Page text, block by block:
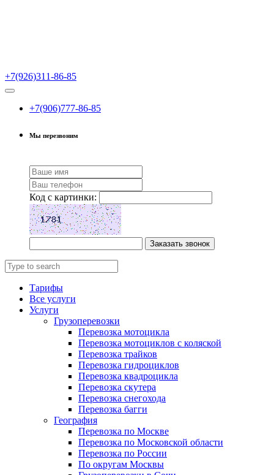
+7(926)311-86-85
+7(906)777-86-85
Мы перезвоним
Код с картинки:
Заказать звонок
Тарифы
Все услуги
Услуги
Грузоперевозки
Перевозка мотоцикла
Перевозка мотоциклов с коляской
Перевозка трайков
Перевозка гидроциклов
Перевозка квадроцикла
Перевозка скутера
Перевозка снегохода
Перевозка багги
География
Перевозка по Москве
Перевозка по Московской области
Перевозка по России
По округам Москвы